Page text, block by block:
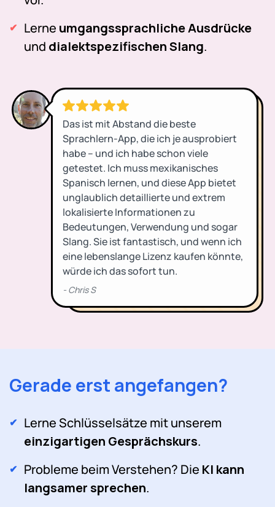
Lerne umgangssprachliche Ausdrücke
und dialektspezifischen Slang.
Gerade erst angefangen?
Lerne Schlüsselsätze mit unserem
einzigartigen Gesprächskurs.
Probleme beim Verstehen? Die KI kann
langsamer sprechen.